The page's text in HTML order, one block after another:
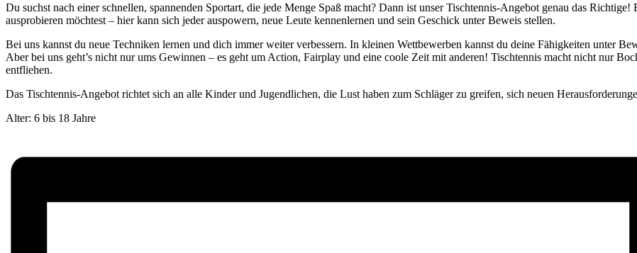
Du suchst nach einer schnellen, spannenden Sportart, die jede Menge Spaß macht? Dann ist unser Tischtennis-Angebot genau das
ausprobieren möchtest – hier kann sich jeder auspowern, neue Leute kennenlernen und sein Geschick unter Beweis stellen.
Bei uns kannst du neue Techniken lernen und dich immer weiter verbessern. In kleinen Wettbewerben kannst du deine Fähigkeiten unter
Aber bei uns geht’s nicht nur ums Gewinnen – es geht um Action, Fairplay und eine coole Zeit mit anderen! Tischtennis macht nicht nur
entfliehen.
Das Tischtennis-Angebot richtet sich an alle Kinder und Jugendlichen, die Lust haben zum Schläger zu greifen, sich neuen
Alter: 6 bis 18 Jahre